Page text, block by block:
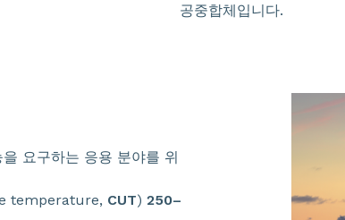
공중합체입니다.
요구하는 응용 분야를 위
temperature, CUT) 250–